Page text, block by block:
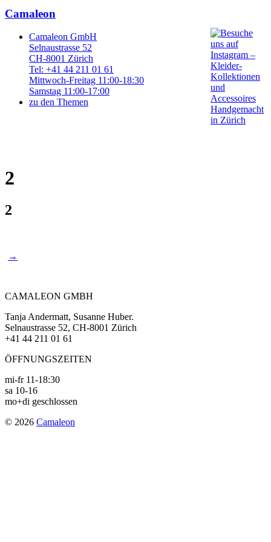
Camaleon
Camaleon GmbH
Selnaustrasse 52
CH-8001 Zürich
Tel: +41 44 211 01 61
Mittwoch-Freitag 11:00-18:30
Samstag 11:00-17:00
zu den Themen
2
2
Post
→
CAMALEON GMBH
Tanja Andermatt, Susanne Huber.
Selnaustrasse 52, CH-8001 Zürich
+41 44 211 01 61
ÖFFNUNGSZEITEN
mi-fr 11-18:30
sa 10-16
mo+di geschlossen
© 2026 Camaleon